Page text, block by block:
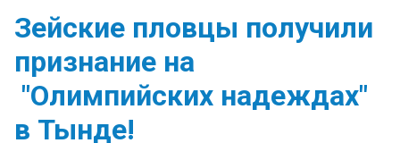
Зейские пловцы получили
признание на
"Олимпийских надеждах"
в Тынде!